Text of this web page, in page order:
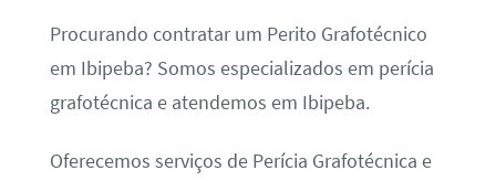
Procurando contratar um Perito Grafotécnico
em Ibipeba? Somos especializados em perícia
grafotécnica e atendemos em Ibipeba.
Oferecemos serviços de Perícia Grafotécnica e